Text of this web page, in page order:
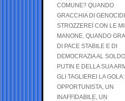
COMUNE? QUANDO
GRACCHIA DI
STROZZEREI CON LE
MANONE. QUANDO
DI PACE STABILE E DI
DEMOCRAZIA AL SOLDO
PUTIN E DELLA SUA
GLI TAGLIEREI LA GOLA:
OPPORTUNISTA, UN
INAFFIDABILE, UN